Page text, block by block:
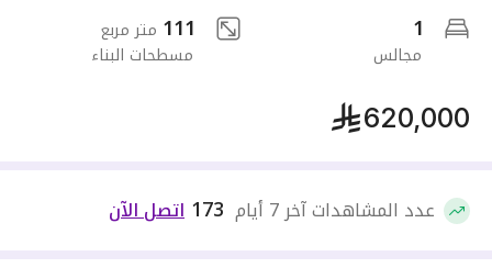
1
مجالس
111 متر مربع
مسطحات البناء
620,000
عدد المشاهدات آخر 7 أيام 173 اتصل الآن